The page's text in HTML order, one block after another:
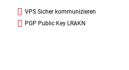
VPS Sicher kommunizieren
PGP Public Key LRAKN